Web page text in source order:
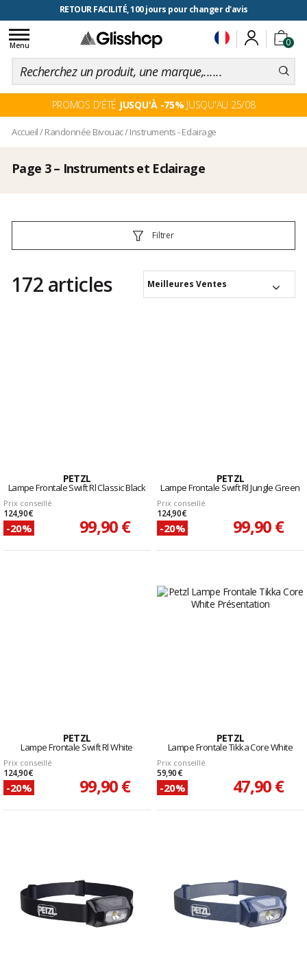
RETOUR FACILITÉ, 100 jours pour changer d'avis
0
Toggle
navigation
Menu
PROMOS D'ÉTÉ JUSQU'À -75% JUSQU'AU 25/08
Accueil/Randonnée Bivouac/Instruments - Eclairage
Page 3 – Instruments et Eclairage
Filtrer
172 articles Meilleures Ventes
PETZL
Lampe Frontale Swift Rl Classic Black
Prix conseillé
124,90 €
-20% 99,90 €
PETZL
Lampe Frontale Swift Rl Jungle Green
Prix conseillé
124,90 €
-20% 99,90 €
PETZL
Lampe Frontale Swift Rl White
Prix conseillé
124,90 €
-20% 99,90 €
PETZL
Lampe Frontale Tikka Core White
Prix conseillé
59,90 €
-20% 47,90 €